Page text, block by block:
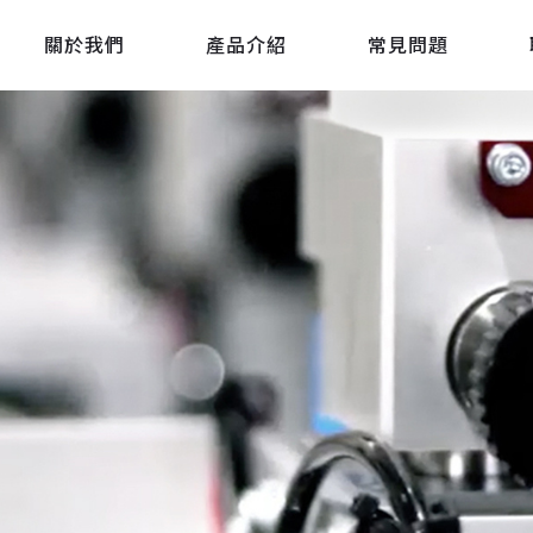
關於我們 產品介紹 常見問題